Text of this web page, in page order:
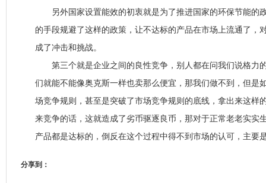
另外国家设置能效的初衷就是为了推进国家的环保节能的
的手段规避了这样的政策，让不达标的产品在市场上流通了，
成了冲击和挑战。
第三个就是企业之间的良性竞争，别人都在问我们说格力
们就能不能像奥克斯一样也卖那么便宜，那我们做不到，但是
场竞争规则，甚至是突破了市场竞争规则的底线，拿出来这样
来竞争的话，这就造成了劣币驱逐良币，那对于正常老老实实
产品都是达标的，倒反在这个过程中得不到市场的认可，主要
分享到：